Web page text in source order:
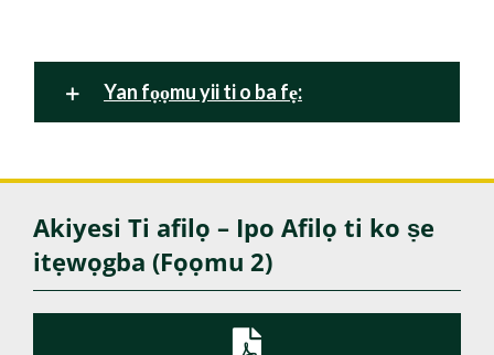
Yan fọọmu yii ti o ba fẹ:
Akiyesi Ti afilọ – Ipo Afilọ ti ko ṣe
itẹwọgba (Fọọmu 2)